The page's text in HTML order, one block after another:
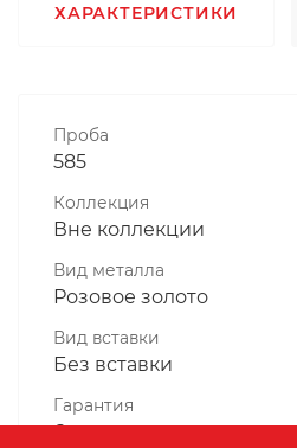
ХАРАКТЕРИСТИКИ
Проба
585
Коллекция
Вне коллекции
Вид металла
Розовое золото
Вид вставки
Без вставки
Гарантия
6 месяцев